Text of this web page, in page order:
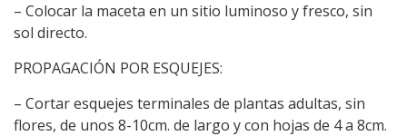
– Colocar la maceta en un sitio luminoso y fresco, sin
sol directo.
PROPAGACIÓN POR ESQUEJES:
– Cortar esquejes terminales de plantas adultas, sin
flores, de unos 8-10cm. de largo y con hojas de 4 a 8cm.